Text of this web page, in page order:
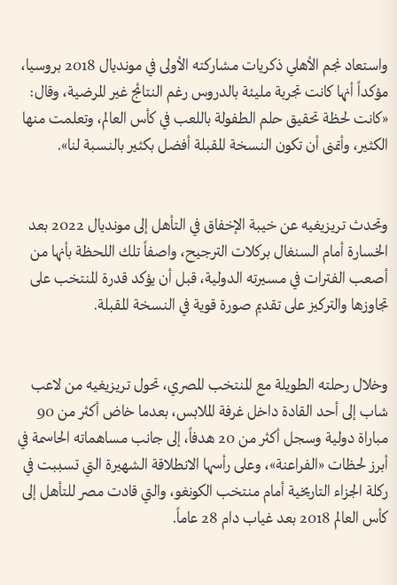
واستعاد نجم الأهلي ذكريات مشاركته الأولى في مونديال 2018 بروسيا،
مؤكداً أنها كانت تجربة مليئة بالدروس رغم النتائج غير المرضية، وقال:
«كانت لحظة تحقيق حلم الطفولة باللعب في كأس العالم، وتعلمت منها
الكثير، وأتمنى أن تكون النسخة المقبلة أفضل بكثير بالنسبة لنا».
وتحدث تريزيغيه عن خيبة الإخفاق في التأهل إلى مونديال 2022 بعد
الخسارة أمام السنغال بركلات الترجيح، واصفاً تلك اللحظة بأنها من
أصعب الفترات في مسيرته الدولية، قبل أن يؤكد قدرة المنتخب على
تجاوزها والتركيز على تقديم صورة قوية في النسخة المقبلة.
وخلال رحلته الطويلة مع المنتخب المصري، تحول تريزيغيه من لاعب
شاب إلى أحد القادة داخل غرفة الملابس، بعدما خاض أكثر من 90
مباراة دولية وسجل أكثر من 20 هدفاً، إلى جانب مساهماته الحاسمة في
أبرز لحظات «الفراعنة»، وعلى رأسها الانطلاقة الشهيرة التي تسببت في
ركلة الجزاء التاريخية أمام منتخب الكونغو، والتي قادت مصر للتأهل إلى
كأس العالم 2018 بعد غياب دام 28 عاماً.